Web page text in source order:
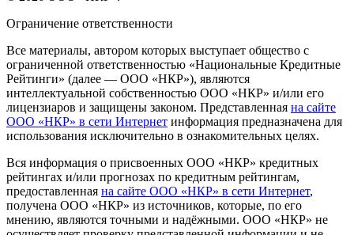
Ограничение ответственности
Все материалы, автором которых выступает общество с
ограниченной ответственностью «Национальные Кредитные
Рейтинги» (далее — ООО «НКР»), являются
интеллектуальной собственностью ООО «НКР» и/или его
лицензиаров и защищены законом. Представленная на сайте
ООО «НКР» в сети Интернет информация предназначена для
использования исключительно в ознакомительных целях.
Вся информация о присвоенных ООО «НКР» кредитных
рейтингах и/или прогнозах по кредитным рейтингам,
предоставленная на сайте ООО «НКР» в сети Интернет,
получена ООО «НКР» из источников, которые, по его
мнению, являются точными и надёжными. ООО «НКР» не